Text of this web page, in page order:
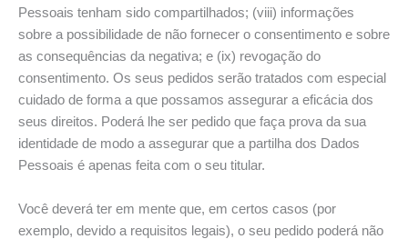
Pessoais tenham sido compartilhados; (viii) informações
sobre a possibilidade de não fornecer o consentimento e sobre
as consequências da negativa; e (ix) revogação do
consentimento. Os seus pedidos serão tratados com especial
cuidado de forma a que possamos assegurar a eficácia dos
seus direitos. Poderá lhe ser pedido que faça prova da sua
identidade de modo a assegurar que a partilha dos Dados
Pessoais é apenas feita com o seu titular.
Você deverá ter em mente que, em certos casos (por
exemplo, devido a requisitos legais), o seu pedido poderá não